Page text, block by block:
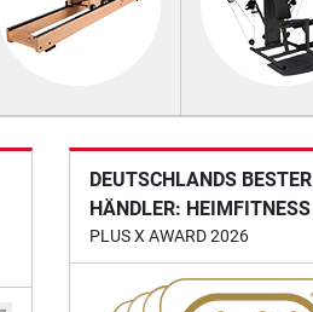
DEUTSCHLANDS BESTER
HÄNDLER: HEIMFITNESS
PLUS X AWARD 2026